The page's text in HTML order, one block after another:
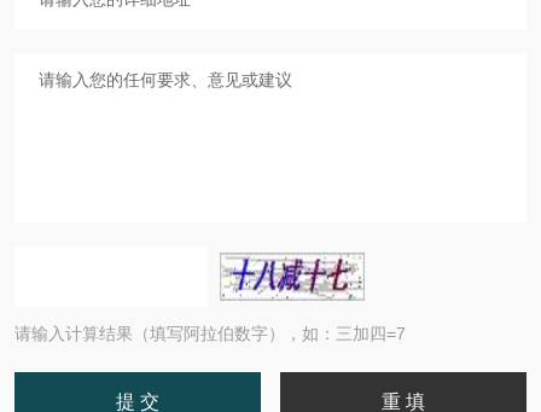
请输入计算结果（填写阿拉伯数字），如：三加四=7